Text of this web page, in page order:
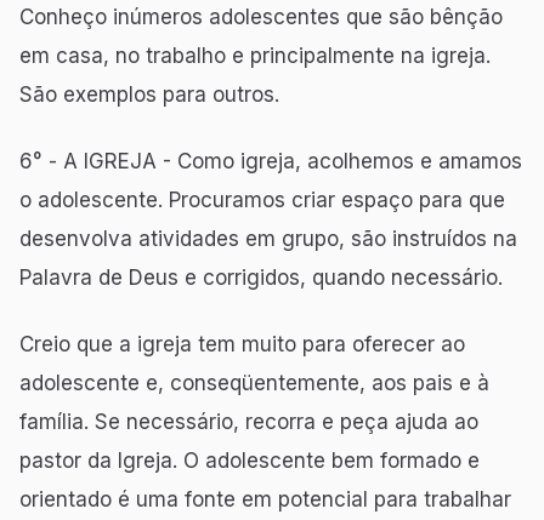
Conheço inúmeros adolescentes que são bênção
em casa, no trabalho e principalmente na igreja.
São exemplos para outros.
6° - A IGREJA - Como igreja, acolhemos e amamos
o adolescente. Procuramos criar espaço para que
desenvolva atividades em grupo, são instruídos na
Palavra de Deus e corrigidos, quando necessário.
Creio que a igreja tem muito para oferecer ao
adolescente e, conseqüentemente, aos pais e à
família. Se necessário, recorra e peça ajuda ao
pastor da Igreja. O adolescente bem formado e
orientado é uma fonte em potencial para trabalhar